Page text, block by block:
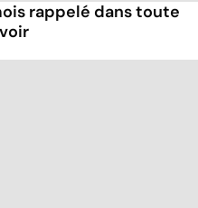
rappelé dans toute